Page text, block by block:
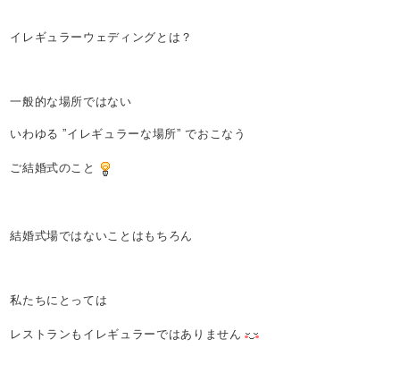
イレギュラーウェディングとは？
一般的な場所ではない
いわゆる ”イレギュラーな場所” でおこなう
ご結婚式のこと
結婚式場ではないことはもちろん
私たちにとっては
レストランもイレギュラーではありません